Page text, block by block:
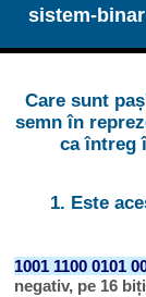
sistem-binar
Care sunt
semn în
ca întreg
1. Este
1001 1100 0101
negativ, pe 16